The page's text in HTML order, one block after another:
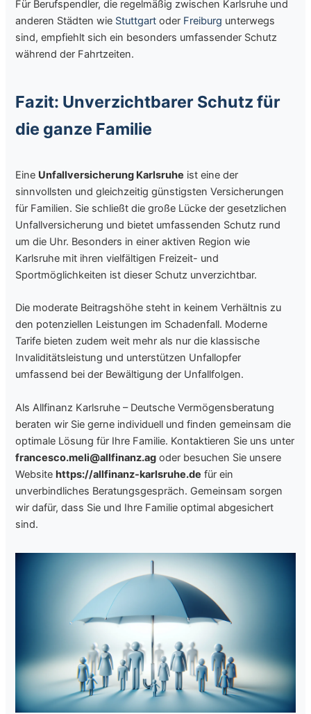
Für Berufspendler, die regelmäßig zwischen Karlsruhe und
anderen Städten wie Stuttgart oder Freiburg unterwegs
sind, empfiehlt sich ein besonders umfassender Schutz
während der Fahrtzeiten.
Fazit: Unverzichtbarer Schutz für
die ganze Familie
Eine Unfallversicherung Karlsruhe ist eine der
sinnvollsten und gleichzeitig günstigsten Versicherungen
für Familien. Sie schließt die große Lücke der gesetzlichen
Unfallversicherung und bietet umfassenden Schutz rund
um die Uhr. Besonders in einer aktiven Region wie
Karlsruhe mit ihren vielfältigen Freizeit- und
Sportmöglichkeiten ist dieser Schutz unverzichtbar.
Die moderate Beitragshöhe steht in keinem Verhältnis zu
den potenziellen Leistungen im Schadenfall. Moderne
Tarife bieten zudem weit mehr als nur die klassische
Invaliditätsleistung und unterstützen Unfallopfer
umfassend bei der Bewältigung der Unfallfolgen.
Als Allfinanz Karlsruhe – Deutsche Vermögensberatung
beraten wir Sie gerne individuell und finden gemeinsam die
optimale Lösung für Ihre Familie. Kontaktieren Sie uns unter
francesco.meli@allfinanz.ag oder besuchen Sie unsere
Websitehttps://allfinanz-karlsruhe.de für ein
unverbindliches Beratungsgespräch. Gemeinsam sorgen
wir dafür, dass Sie und Ihre Familie optimal abgesichert
sind.